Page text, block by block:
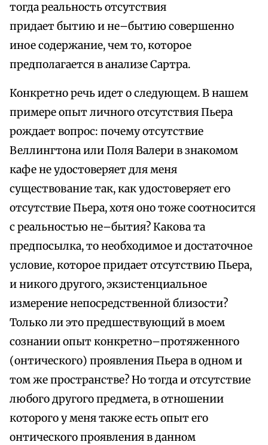
тогда реальность отсутствия
придает бытию и не–бытию совершенно
иное содержание, чем то, которое
предполагается в анализе Сартра.
Конкретно речь идет о следующем. В нашем
примере опыт личного отсутствия Пьера
рождает вопрос: почему отсутствие
Веллингтона или Поля Валери в знакомом
кафе не удостоверяет для меня
существование так, как удостоверяет его
отсутствие Пьера, хотя оно тоже соотносится
с реальностью не–бытия? Какова та
предпосылка, то необходимое и достаточное
условие, которое придает отсутствию Пьера,
и никого другого, экзистенциальное
измерение непосредственной близости?
Только ли это предшествующий в моем
сознании опыт конкретно–протяженного
(онтического) проявления Пьера в одном и
том же пространстве? Но тогда и отсутствие
любого другого предмета, в отношении
которого у меня также есть опыт его
онтического проявления в данном